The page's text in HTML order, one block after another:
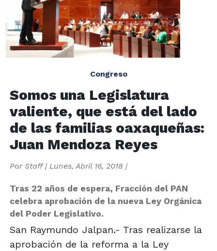
Congreso
Somos una Legislatura
valiente, que está del lado
de las familias oaxaqueñas:
Juan Mendoza Reyes
Por Staff| Lunes, Abril 16, 2018 |
Tras 22 años de espera, Fracción del PAN
celebra aprobación de la nueva Ley Orgánica
del Poder Legislativo.
San Raymundo Jalpan.- Tras realizarse la
aprobación de la reforma a la Ley